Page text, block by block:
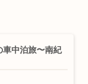
車中泊旅〜南紀